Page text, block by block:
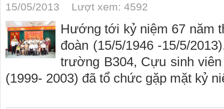
15/05/2013 Lượt xem: 4592
Hướng tới kỷ niệm 67 năm
đoàn (15/5/1946 -15/5/
trường B304, Cựu sinh
(1999- 2003) đã tổ chức gặp mặt kỷ